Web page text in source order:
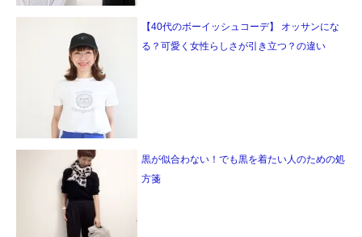
【40代のボーイッシュコーデ】 オッサンにな
る？可愛く女性らしさが引き立つ？の違い
黒が似合わない！でも黒を着たい人のための処
方箋